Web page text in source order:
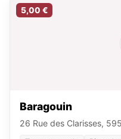
5,00 €
Baragouin
26 Rue des Clarisses,